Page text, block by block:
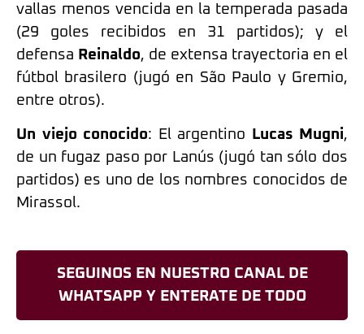
vallas menos vencida en la temperada pasada
(29 goles recibidos en 31 partidos); y el
defensa Reinaldo, de extensa trayectoria en el
fútbol brasilero (jugó en São Paulo y Gremio,
entre otros).
Un viejo conocido: El argentino Lucas Mugni,
de un fugaz paso por Lanús (jugó tan sólo dos
partidos) es uno de los nombres conocidos de
Mirassol.
SEGUINOS EN NUESTRO CANAL DE
WHATSAPP Y ENTERATE DE TODO